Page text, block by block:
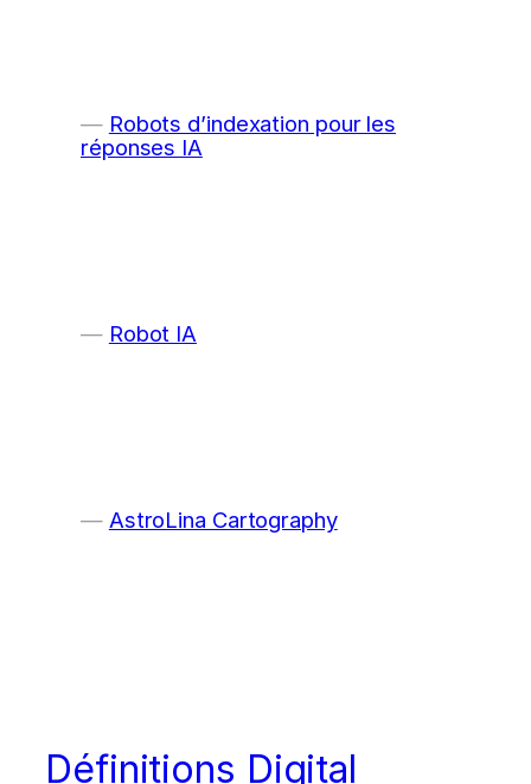
Robots d’indexation pour les
réponses IA
Robot IA
AstroLina Cartography
Définitions Digital